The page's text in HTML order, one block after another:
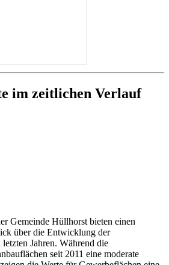
im zeitlichen Verlauf
Gemeinde Hüllhorst bieten einen
über die Entwicklung der
Jahren. Während die
seit 2011 eine moderate